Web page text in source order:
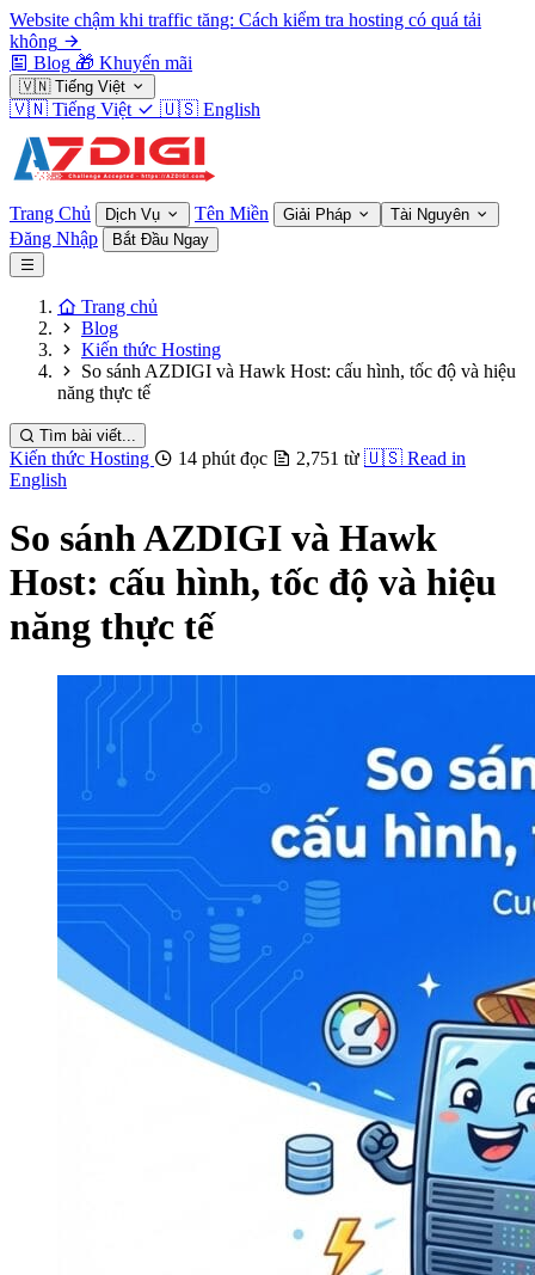
Website chậm khi traffic tăng: Cách kiểm tra hosting có quá tải
không
Blog 🎁 Khuyến mãi
🇻🇳 Tiếng Việt
🇻🇳 Tiếng Việt 🇺🇸 English
Trang Chủ Dịch Vụ Tên Miền Giải Pháp Tài Nguyên
Đăng Nhập Bắt Đầu Ngay
Trang chủ
Blog
Kiến thức Hosting
So sánh AZDIGI và Hawk Host: cấu hình, tốc độ và hiệu
năng thực tế
Tìm bài viết...
Kiến thức Hosting 14 phút đọc 2,751 từ 🇺🇸 Read in
English
So sánh AZDIGI và Hawk
Host: cấu hình, tốc độ và hiệu
năng thực tế